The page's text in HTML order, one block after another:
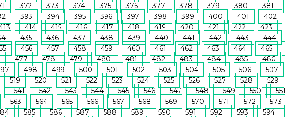
372 373 374 375 376 377 378 379 380 381
393 394 395 396 397 398 399 400 401 402
414 415 416 417 418 419 420 421 422 423
435 436 437 438 439 440 441 442 443 444
456 457 458 459 460 461 462 463 464 465
477 478 479 480 481 482 483 484 485 486
498 499 500 501 502 503 504 505 506 507
519
520 521 522 523 524 525 526 527 528 529
541
542 543 544 545 546 547 548 549 550 551
563
564 565 566 567 568 569 570 571 572 573
585 586 587 588 589 590 591 592 593 594